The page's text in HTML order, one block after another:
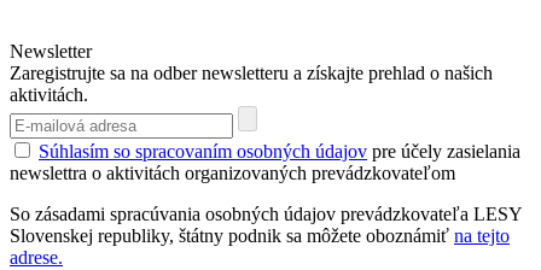
Newsletter
Zaregistrujte sa na odber newsletteru a získajte prehlad o našich
aktivitách.
Súhlasím so spracovaním osobných údajov pre účely zasielania
newslettra o aktivitách organizovaných prevádzkovateľom
So zásadami spracúvania osobných údajov prevádzkovateľa LESY
Slovenskej republiky, štátny podnik sa môžete oboznámiť na tejto
adrese.